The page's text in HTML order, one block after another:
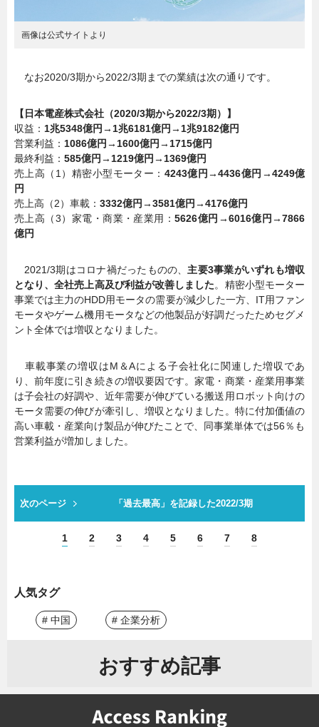
画像は公式サイトより
なお2020/3期から2022/3期までの業績は次の通りです。
【日本電産株式会社（2020/3期から2022/3期）】
収益： 1兆5348億円→1兆6181億円→1兆9182億円
営業利益： 1086億円→1600億円→1715億円
最終利益： 585億円→1219億円→1369億円
売上高（1）精密小型モーター： 4243億円→4436億円→4249億
円
売上高（2）車載： 3332億円→3581億円→4176億円
売上高（3）家電・商業・産業用：5626億円→6016億円→7866
億円
2021/3期はコロナ禍だったものの、 主要3事業がいずれも増収
となり、全社売上高及び利益が改善しました。精密小型モーター
事業では主力のHDD用モータの需要が減少した一方、IT用ファン
モータやゲーム機用モータなどの他製品が好調だったためセグメ
ント全体では増収となりました。
車載事業の増収はM＆Aによる子会社化に関連した増収であ
り、前年度に引き続きの増収要因です。家電・商業・産業用事業
は子会社の好調や、近年需要が伸びている搬送用ロボット向けの
モータ需要の伸びが牽引し、増収となりました。特に付加価値の
高い車載・産業向け製品が伸びたことで、同事業単体では56％も
営業利益が増加しました。
次のページ 「過去最高」を記録した2022/3期
1 2 3 4 5 6 7 8
人気タグ
# 中国 # 企業分析
おすすめ記事